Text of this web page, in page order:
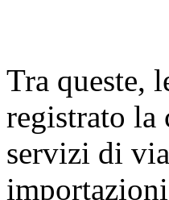
Tra queste,
registrato la
servizi di